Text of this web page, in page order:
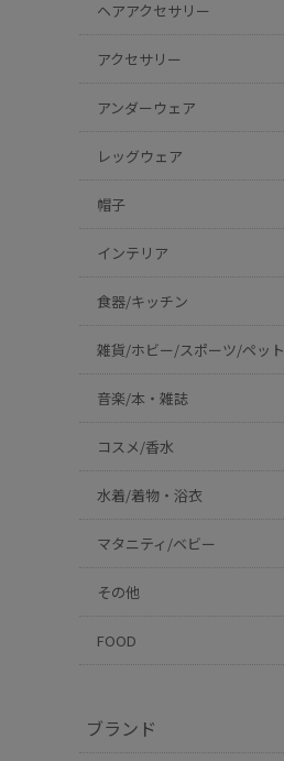
ヘアアクセサリー
アクセサリー
アンダーウェア
レッグウェア
帽子
インテリア
食器/キッチン
雑貨/ホビー/スポーツ/ペット
音楽/本・雑誌
コスメ/香水
水着/着物・浴衣
マタニティ/ベビー
その他
FOOD
ブランド